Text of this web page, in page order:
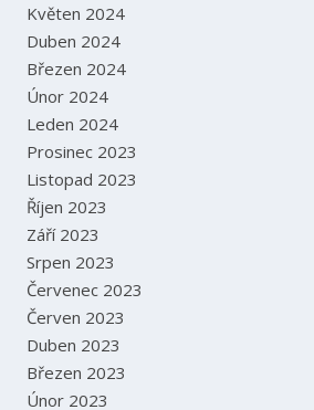
Květen 2024
Duben 2024
Březen 2024
Únor 2024
Leden 2024
Prosinec 2023
Listopad 2023
Říjen 2023
Září 2023
Srpen 2023
Červenec 2023
Červen 2023
Duben 2023
Březen 2023
Únor 2023